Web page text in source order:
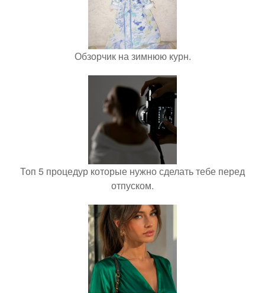
Обзорчик на зимнюю курн.
Топ 5 процедур которые нужно сделать тебе перед
отпуском.